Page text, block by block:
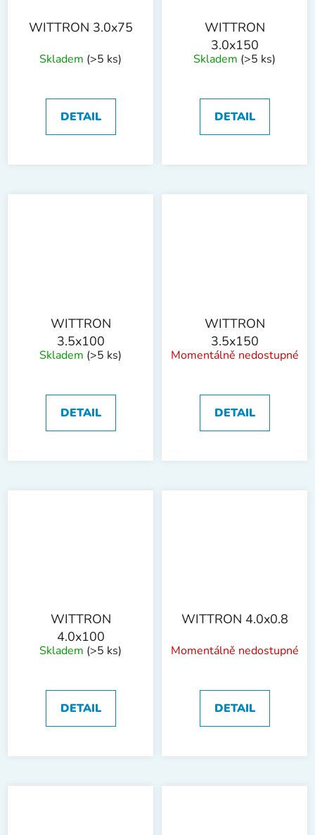
WITTRON 3.0x75
Skladem (>5 ks)
DETAIL
WITTRON
3.0x150
Skladem (>5 ks)
DETAIL
WITTRON
3.5x100
Skladem (>5 ks)
DETAIL
WITTRON
3.5x150
Momentálně nedostupné
DETAIL
WITTRON
4.0x100
Skladem (>5 ks)
DETAIL
WITTRON 4.0x0.8
Momentálně nedostupné
DETAIL